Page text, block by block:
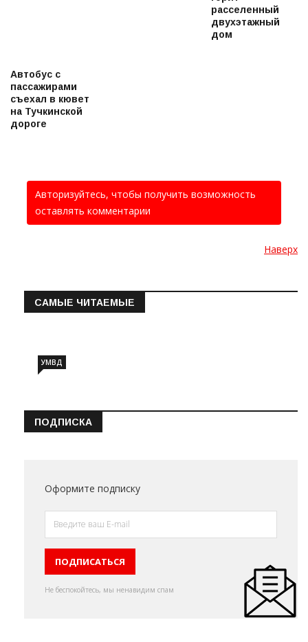
расселенный
двухэтажный
дом
Автобус с
пассажирами
съехал в кювет
на Тучкинской
дороге
Авторизуйтесь, чтобы получить возможность
оставлять комментарии
Наверх
САМЫЕ ЧИТАЕМЫЕ
УМВД
ПОДПИСКА
Оформите подписку
Не беспокойтесь, мы ненавидим спам